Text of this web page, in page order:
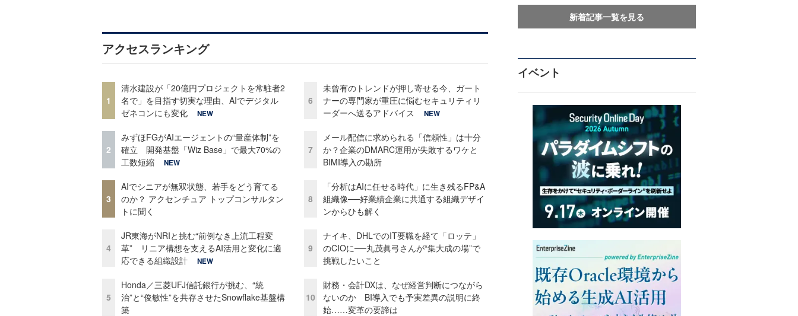
アクセスランキング
1
清水建設が「20億円プロジェクトを常駐者2
名で」を目指す切実な理由、AIでデジタル
ゼネコンにも変化
NEW
2
みずほFGがAIエージェントの“量産体制”を
確立 開発基盤「Wiz Base」で最大70%の
工数短縮
NEW
3
AIでシニアが無双状態、若手をどう育てる
のか？ アクセンチュア トップコンサルタン
トに聞く
4
JR東海がNRIと挑む“前例なき上流工程変
革” リニア構想を支えるAI活用と変化に適
応できる組織設計
NEW
5
Honda／三菱UFJ信託銀行が挑む、“統
治”と“俊敏性”を共存させたSnowflake基盤構
築
6
未曾有のトレンドが押し寄せる今、ガート
ナーの専門家が重圧に悩むセキュリティリ
ーダーへ送るアドバイス
NEW
7
メール配信に求められる「信頼性」は十分
か？企業のDMARC運用が失敗するワケと
BIMI導入の勘所
8
「分析はAIに任せる時代」に生き残るFP&A
組織像──好業績企業に共通する組織デザイ
ンからひも解く
9
ナイキ、DHLでのIT要職を経て「ロッテ」
のCIOに──丸茂眞弓さんが“集大成の場”で
挑戦したいこと
10
財務・会計DXは、なぜ経営判断につながら
ないのか BI導入でも予実差異の説明に終
始……変革の要諦は
新着記事一覧を見る
イベント